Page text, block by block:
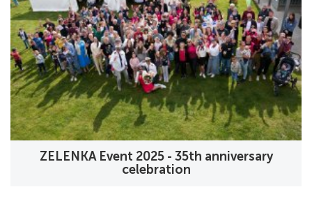
ZELENKA Event 2025 - 35th anniversary
celebration